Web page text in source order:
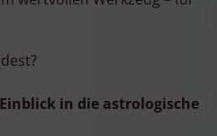
in die astrologische